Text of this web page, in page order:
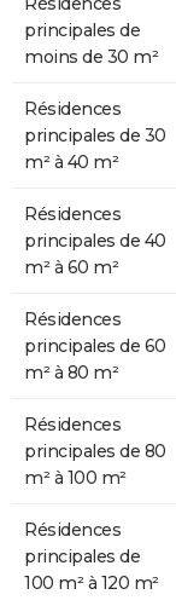
principales de
moins de 30 m²
Résidences
principales de 30
m² à 40 m²
Résidences
principales de 40
m² à 60 m²
Résidences
principales de 60
m² à 80 m²
Résidences
principales de 80
m² à 100 m²
Résidences
principales de
100 m² à 120 m²